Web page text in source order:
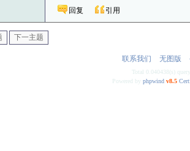
回复 引用
下一主题
联系我们 无图版
Total 0.040438(s)
Powered byphpwind v8.5